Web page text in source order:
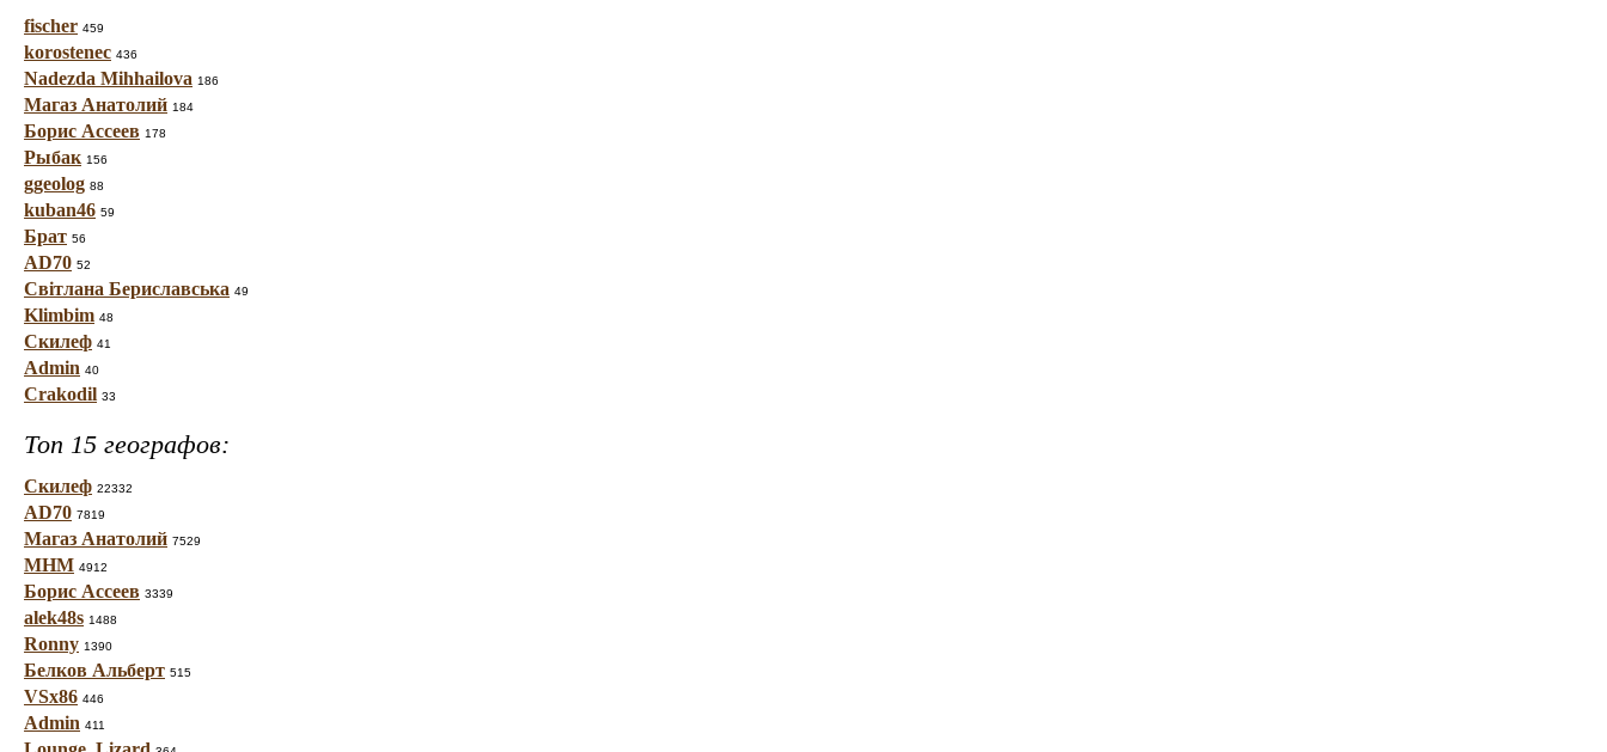
fischer 459
korostenec 436
Nadezda Mihhailova 186
Магаз Анатолий 184
Борис Ассеев 178
Рыбак 156
ggeolog 88
kuban46 59
Брат 56
AD70 52
Світлана Бериславська 49
Klimbim 48
Скилеф 41
Admin 40
Crakodil 33
Топ 15 географов:
Скилеф 22332
AD70 7819
Магаз Анатолий 7529
МНМ 4912
Борис Ассеев 3339
alek48s 1488
Ronny 1390
Белков Альберт 515
VSx86 446
Admin 411